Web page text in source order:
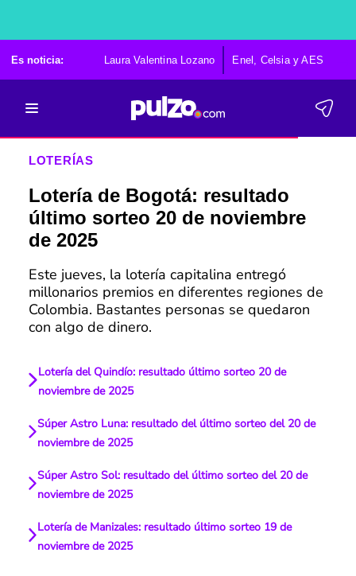
Es noticia: Laura Valentina Lozano Enel, Celsia y AES
LOTERÍAS
Lotería de Bogotá: resultado
último sorteo 20 de noviembre
de 2025
Este jueves, la lotería capitalina entregó
millonarios premios en diferentes regiones de
Colombia. Bastantes personas se quedaron
con algo de dinero.
Lotería del Quindío: resultado último sorteo 20 de
noviembre de 2025
Súper Astro Luna: resultado del último sorteo del 20 de
noviembre de 2025
Súper Astro Sol: resultado del último sorteo del 20 de
noviembre de 2025
Lotería de Manizales: resultado último sorteo 19 de
noviembre de 2025